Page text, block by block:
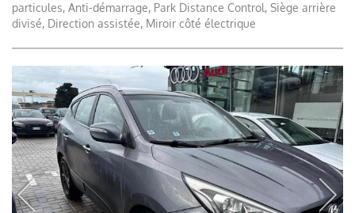
particules, Anti-démarrage, Park Distance Control, Siège arrière
divisé, Direction assistée, Miroir côté électrique